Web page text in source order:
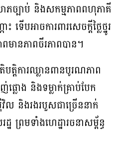
ច្បាប់ និងសកម្មភាពពហុភាគី
បអាចការពារសេចក្តីថ្លៃថ្នូរ
មានភាពចីរភាពបាន។
ត្តិការឈ្លានពានបូរណភាព
ផ្លោង និងទម្លាក់គ្រាប់បែក
និងរងរបួសជាច្រើននាក់
ព្រមទាំងហេដ្ឋារចនាសម្ព័ន្ធ